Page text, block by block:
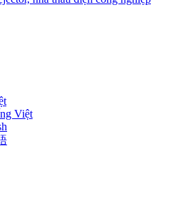
Việt